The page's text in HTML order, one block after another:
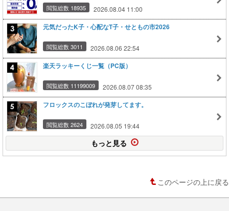
閲覧総数 18935 2026.08.04 11:00
元気だったK子・心配なT子・せともの市2026
閲覧総数 3011 2026.08.06 22:54
楽天ラッキーくじ一覧（PC版）
閲覧総数 11199009 2026.08.07 08:35
フロックスのこぼれが発芽してます。
閲覧総数 2624 2026.08.05 19:44
もっと見る
このページの上に戻る